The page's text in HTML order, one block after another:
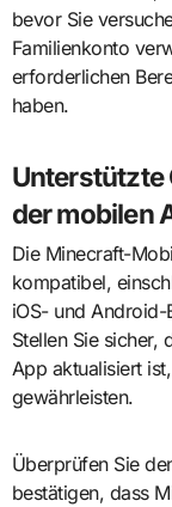
bevor Sie
Familienkonto
erforderlichen
haben.
Unterstützte
der mobilen
Die Minecraft-
kompatibel,
iOS- und
Stellen Sie sicher,
App aktualisiert
gewährleisten.
Überprüfen Sie
bestätigen, dass